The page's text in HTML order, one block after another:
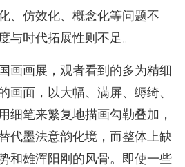
、仿效化、概念化等问题不
与时代拓展性则不足。
画画展，观者看到的多为精细
画面，以大幅、满屏、缛绮、
细笔来繁复地描画勾勒叠加，
代墨法意韵化境，而整体上缺
和雄浑阳刚的风骨。即使一些